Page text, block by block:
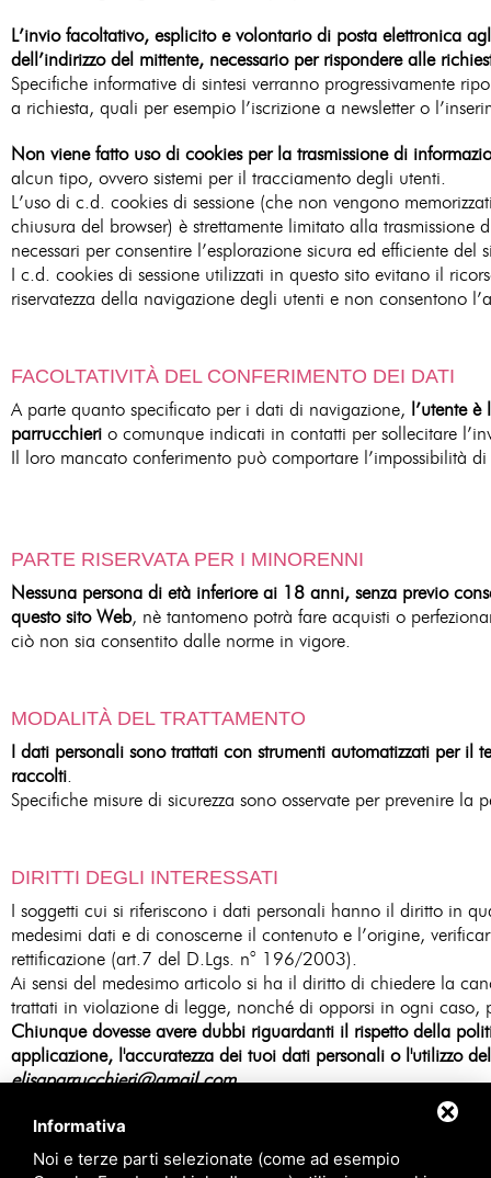
L’invio facoltativo, esplicito e volontario di posta elettronica
dell’indirizzo del mittente, necessario per rispondere alle
Specifiche informative di sintesi verranno progressivamente
a richiesta, quali per esempio l’iscrizione a newsletter o
Non viene fatto uso di cookies per la trasmissione di
alcun tipo, ovvero sistemi per il tracciamento degli utenti.
L’uso di c.d. cookies di sessione (che non vengono
chiusura del browser) è strettamente limitato alla
necessari per consentire l’esplorazione sicura ed efficiente del
I c.d. cookies di sessione utilizzati in questo sito evitano il
riservatezza della navigazione degli utenti e non consentono
FACOLTATIVITÀ DEL CONFERIMENTO DEI DATI
A parte quanto specificato per i dati di navigazione,
l’utente
parrucchieri o comunque indicati in contatti per sollecitare
Il loro mancato conferimento può comportare l’impossibilità
PARTE RISERVATA PER I MINORENNI
Nessuna persona di età inferiore ai 18 anni, senza previo
questo sito Web, nè tantomeno potrà fare acquisti o
ciò non sia consentito dalle norme in vigore.
MODALITÀ DEL TRATTAMENTO
I dati personali sono trattati con strumenti automatizzati per il
raccolti
Specifiche misure di sicurezza sono osservate per prevenire
DIRITTI DEGLI INTERESSATI
I soggetti cui si riferiscono i dati personali hanno il diritto in
medesimi dati e di conoscerne il contenuto e l’origine,
rettificazione (art.7 del D.Lgs. n° 196/2003).
Ai sensi del medesimo articolo si ha il diritto di chiedere la
trattati in violazione di legge, nonché di opporsi in ogni caso,
Chiunque dovesse avere dubbi riguardanti il rispetto della
applicazione, l'accuratezza dei tuoi dati personali o l'utilizzo
elisaparrucchieri@gmail.com.
Informativa
Noi e terze parti selezionate (come ad esempio